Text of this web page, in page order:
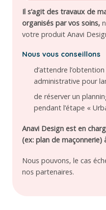
Il s’agit des travaux de
organisés par vos soins,
votre produit Anavi
Nous vous conseillons
d’attendre
administrative pour
de réserver un
pendant l’étape «
Anavi Design est en
(ex: plan de maçonnerie)
Nous pouvons, le cas
nos partenaires.